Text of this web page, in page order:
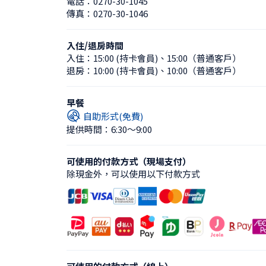
傳真： 0270-30-1046
入住/退房時間
入住： 15:00 (持卡會員) 、 15:00（普通客戶）
退房： 10:00 (持卡會員) 、 10:00（普通客戶）
早餐
自助形式(免費)
提供時間：6:30〜9:00
可使用的付款方式（現場支付）
除現金外，可以使用以下付款方式